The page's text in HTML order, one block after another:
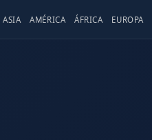
ASIA AMÉRICA ÁFRICA EUROPA